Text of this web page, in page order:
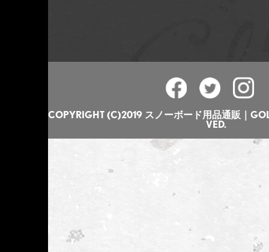
COPYRIGHT (C)2019 スノーボード用品通販｜
VED.